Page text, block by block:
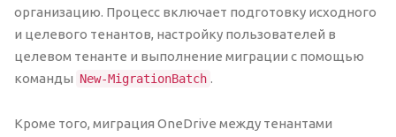
организацию. Процесс включает подготовку исходного
и целевого тенантов, настройку пользователей в
целевом тенанте и выполнение миграции с помощью
команды New-MigrationBatch .
Кроме того, миграция OneDrive между тенантами